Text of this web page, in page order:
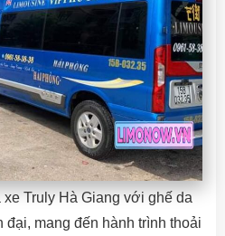
xe Truly Hà Giang với ghế da
đại, mang đến hành trình thoải